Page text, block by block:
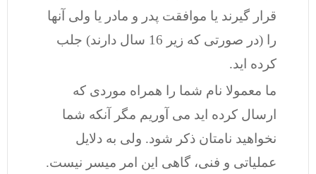
قرار گیرند یا موافقت پدر و مادر یا ولی آنها
را (در صورتی که زیر 16 سال دارند) جلب
کرده اید.
ما معمولا نام شما را همراه موردی که
ارسال کرده اید می آوریم مگر آنکه شما
نخواهید نامتان ذکر شود. ولی به دلایل
عملیاتی و فنی، گاهی این امر میسر نیست.